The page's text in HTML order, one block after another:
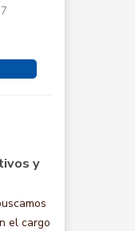
y
el cargo